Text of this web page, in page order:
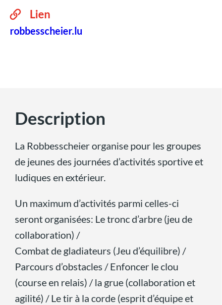
Lien
robbesscheier.lu
Description
La Robbesscheier organise pour les groupes
de jeunes des journées d’activités sportive et
ludiques en extérieur.
Un maximum d’activités parmi celles-ci
seront organisées: Le tronc d’arbre (jeu de
collaboration) /
Combat de gladiateurs (Jeu d’équilibre) /
Parcours d’obstacles / Enfoncer le clou
(course en relais) / la grue (collaboration et
agilité) / Le tir à la corde (esprit d’équipe et